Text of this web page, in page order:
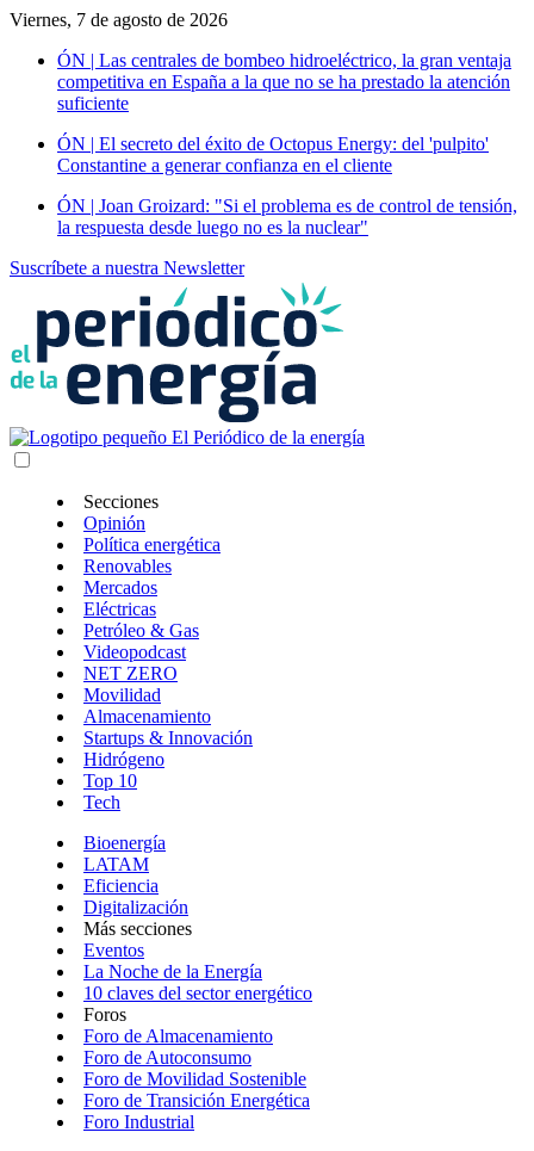
Viernes, 7 de agosto de 2026
ÓN | Las centrales de bombeo hidroeléctrico, la gran ventaja
competitiva en España a la que no se ha prestado la atención
suficiente
ÓN | El secreto del éxito de Octopus Energy: del 'pulpito'
Constantine a generar confianza en el cliente
ÓN | Joan Groizard: "Si el problema es de control de tensión,
la respuesta desde luego no es la nuclear"
Suscríbete a nuestra Newsletter
Secciones
Opinión
Política energética
Renovables
Mercados
Eléctricas
Petróleo & Gas
Videopodcast
NET ZERO
Movilidad
Almacenamiento
Startups & Innovación
Hidrógeno
Top 10
Tech
Bioenergía
LATAM
Eficiencia
Digitalización
Más secciones
Eventos
La Noche de la Energía
10 claves del sector energético
Foros
Foro de Almacenamiento
Foro de Autoconsumo
Foro de Movilidad Sostenible
Foro de Transición Energética
Foro Industrial